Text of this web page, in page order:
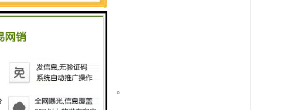
备的经济性和实用性。
污水和工业污水问题日益突出。